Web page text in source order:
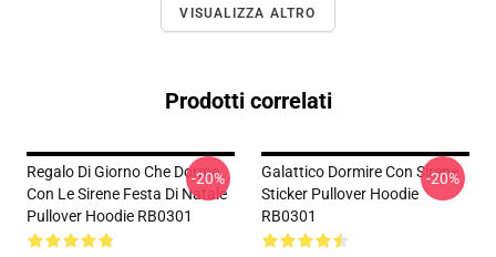
VISUALIZZA ALTRO
Prodotti correlati
Regalo Di Giorno Che Dorme
Con Le Sirene Festa Di Natale
Pullover Hoodie RB0301
-20%
Galattico Dormire Con Sirene
Sticker Pullover Hoodie
RB0301
-20%